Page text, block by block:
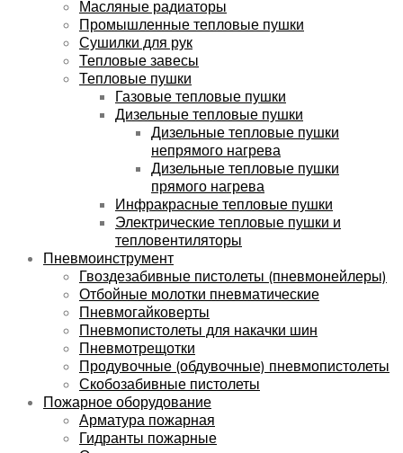
Масляные радиаторы
Промышленные тепловые пушки
Сушилки для рук
Тепловые завесы
Тепловые пушки
Газовые тепловые пушки
Дизельные тепловые пушки
Дизельные тепловые пушки
непрямого нагрева
Дизельные тепловые пушки
прямого нагрева
Инфракрасные тепловые пушки
Электрические тепловые пушки и
тепловентиляторы
Пневмоинструмент
Гвоздезабивные пистолеты (пневмонейлеры)
Отбойные молотки пневматические
Пневмогайковерты
Пневмопистолеты для накачки шин
Пневмотрещотки
Продувочные (обдувочные) пневмопистолеты
Скобозабивные пистолеты
Пожарное оборудование
Арматура пожарная
Гидранты пожарные